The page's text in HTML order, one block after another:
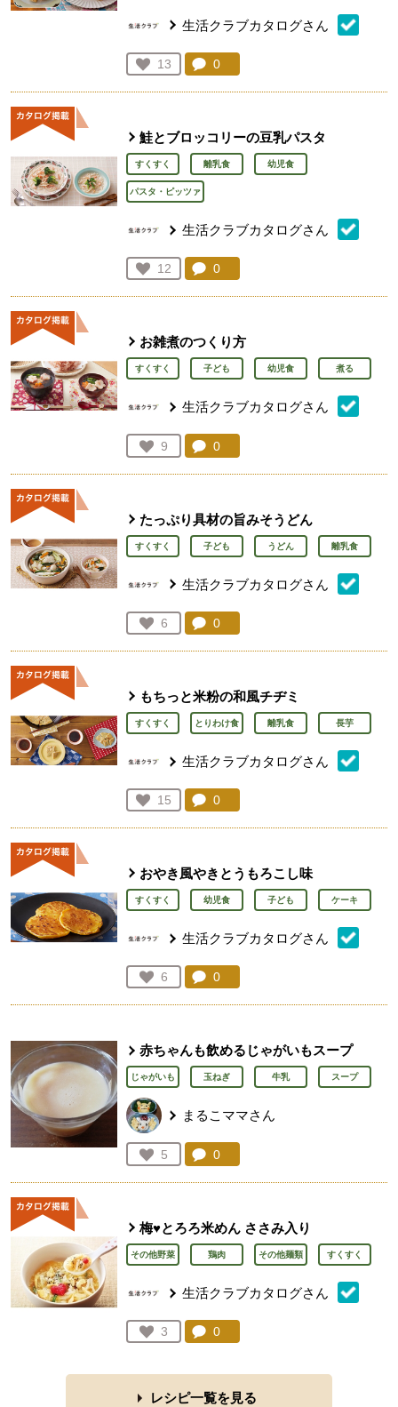
生活クラブカタログさん
お気に入り登録：
13
人が登録
コメント：
0
鮭とブロッコリーの豆乳パスタ
すくすく 離乳食 幼児食
パスタ・ピッツァ
生活クラブカタログさん
お気に入り登録：
12
人が登録
コメント：
0
お雑煮のつくり方
すくすく 子ども 幼児食 煮る
生活クラブカタログさん
お気に入り登録：
9
人が登録
コメント：
0
たっぷり具材の旨みそうどん
すくすく 子ども うどん 離乳食
生活クラブカタログさん
お気に入り登録：
6
人が登録
コメント：
0
もちっと米粉の和風チヂミ
すくすく とりわけ食 離乳食 長芋
生活クラブカタログさん
お気に入り登録：
15
人が登録
コメント：
0
おやき風やきとうもろこし味
すくすく 幼児食 子ども ケーキ
生活クラブカタログさん
お気に入り登録：
6
人が登録
コメント：
0
赤ちゃんも飲めるじゃがいもスープ
じゃがいも 玉ねぎ 牛乳 スープ
まるこママさん
お気に入り登録：
5
人が登録
コメント：
0
梅♥とろろ米めん ささみ入り
その他野菜 鶏肉 その他麺類 すくすく
生活クラブカタログさん
お気に入り登録：
3
人が登録
コメント：
0
レシピ一覧を見る